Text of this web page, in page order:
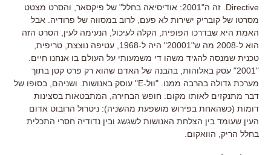
Directive. זה ה"2001: אודיסיאה בחלל" של פיקסאר, והסרט מצטט
מסרטו של קובריק ישירות לא פעם, לרוב במסווה של פרודיה. אבל
האמת היא שבדרכו הפופית, הקלה לעיכול, הנעימה לעין, הסרט הזה
הוא ל-2008 מה ש"20001" היה ל-1968, עטיפה נוצצת, טריפית,
טכנית שמנסה להגיד משהו די משמעותי על העולם בו אנחנו חיים.
"2001" עסק באלוהות, בהבנה של האדם שהוא רק פרט קטן בתוך
מערכת גדולה בהרבה ממנו. "וול-E" עוסק באנושות. ושניהם, בסופו של
דבר מתנקזים לאותו מקום: חופש הבחירה, המתבטאות בסצינות
דומות (כשהאחת בפירוש מושפעת מהשניה): ניטרול הרובוט אדום
העין שעומד בין הצלחת האנושות לשגשג ובין נדודיה חסרי התכלית
בחלל הריק, הוואקום.